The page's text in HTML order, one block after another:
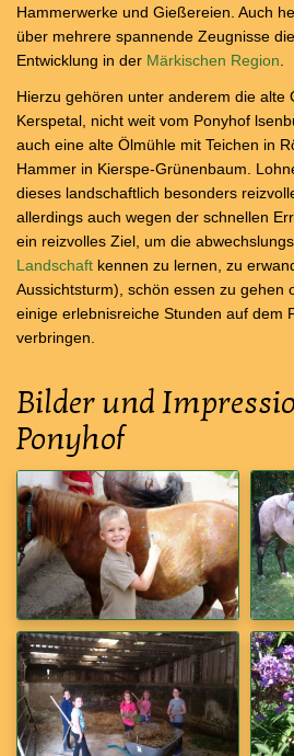
Hammerwerke und Gießereien. Auch
über mehrere spannende Zeugnisse
Entwicklung in der Märkischen Region.
Hierzu gehören unter anderem die alte
Kerspetal, nicht weit vom Ponyhof
auch eine alte Ölmühle mit Teichen in
Hammer in Kierspe-Grünenbaum.
dieses landschaftlich besonders
allerdings auch wegen der schnellen
ein reizvolles Ziel, um die
Landschaft kennen zu lernen, zu
Aussichtsturm), schön essen zu gehen
einige erlebnisreiche Stunden auf dem
verbringen.
Bilder und
Ponyhof